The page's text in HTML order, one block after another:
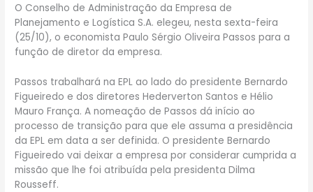
O Conselho de Administração da Empresa de
Planejamento e Logística S.A. elegeu, nesta sexta-feira
(25/10), o economista Paulo Sérgio Oliveira Passos para a
função de diretor da empresa.
Passos trabalhará na EPL ao lado do presidente Bernardo
Figueiredo e dos diretores Hederverton Santos e Hélio
Mauro França. A nomeação de Passos dá início ao
processo de transição para que ele assuma a presidência
da EPL em data a ser definida. O presidente Bernardo
Figueiredo vai deixar a empresa por considerar cumprida a
missão que lhe foi atribuída pela presidenta Dilma
Rousseff.